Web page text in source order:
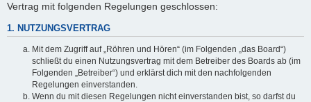
Vertrag mit folgenden Regelungen geschlossen:
1. NUTZUNGSVERTRAG
Mit dem Zugriff auf „Röhren und Hören“ (im Folgenden „das Board“)
schließt du einen Nutzungsvertrag mit dem Betreiber des Boards ab (im
Folgenden „Betreiber“) und erklärst dich mit den nachfolgenden
Regelungen einverstanden.
Wenn du mit diesen Regelungen nicht einverstanden bist, so darfst du